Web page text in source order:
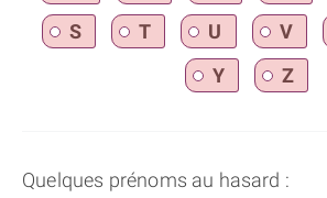
S
T U V
Y
Z
Quelques prénoms au hasard :